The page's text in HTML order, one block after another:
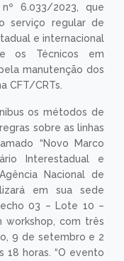
6.033/2023, que
serviço regular de
e internacional
os Técnicos em
manutenção dos
CFT/CRTs.
os métodos de
sobre as linhas
“Novo Marco
Interestadual e
Nacional de
em sua sede
03 – Lote 10 –
workshop, com três
9 de setembro e 2
18 horas. “O evento